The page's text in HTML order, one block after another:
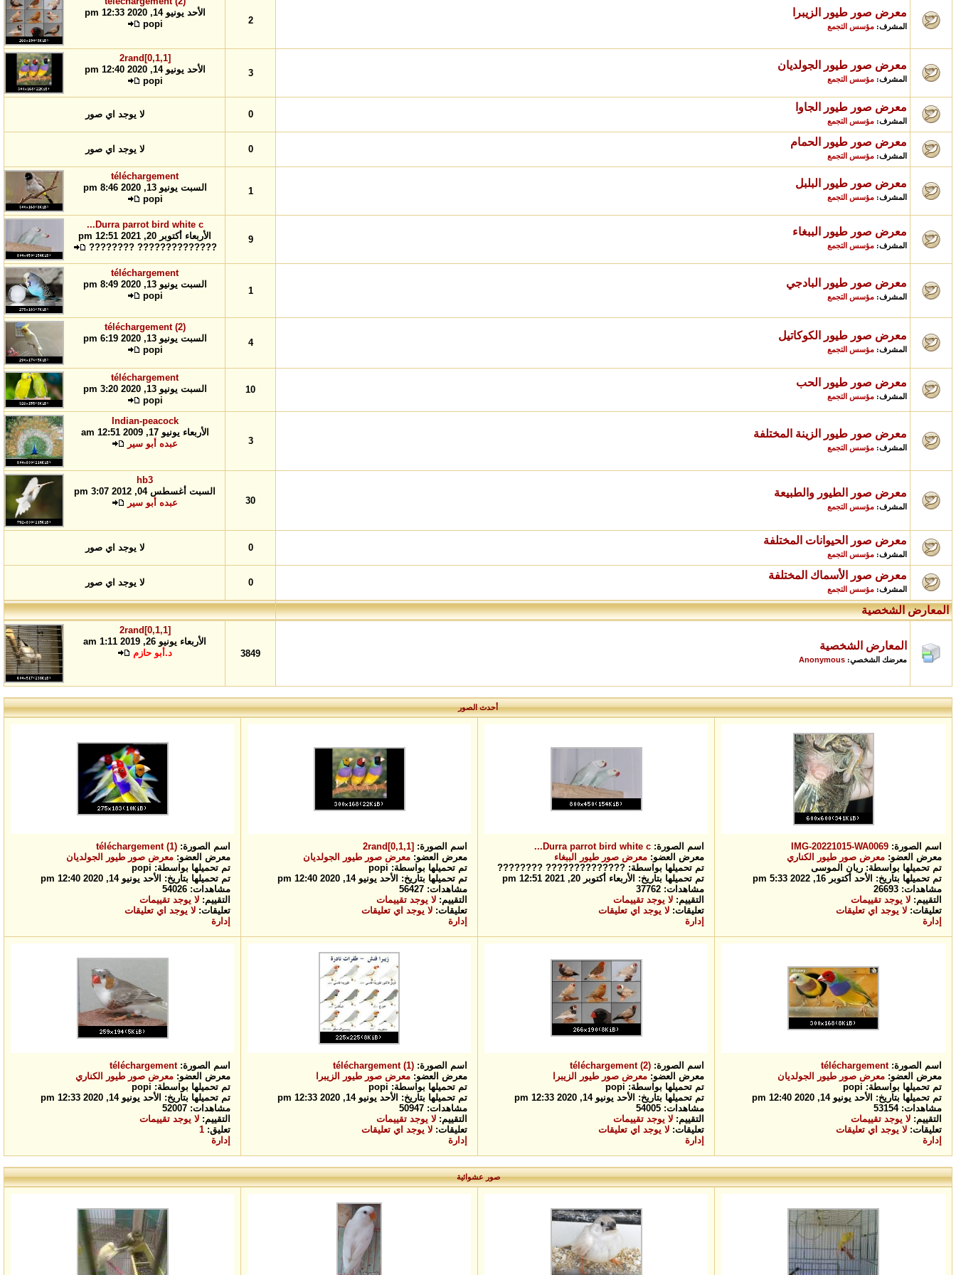
معرض صور طيور الزيبرا
المشرف: مؤسس التجمع
2
الأحد يونيو 14, 2020 12:33 pm
popi
معرض صور طيور الجولديان
المشرف: مؤسس التجمع
3
2rand[0,1,1]
الأحد يونيو 14, 2020 12:40 pm
popi
معرض صور طيور الجاوا
المشرف: مؤسس التجمع
0 لا يوجد اي صور
معرض صور طيور الحمام
المشرف: مؤسس التجمع
0 لا يوجد اي صور
معرض صور طيور البلبل
المشرف: مؤسس التجمع
1
téléchargement
السبت يونيو 13, 2020 8:46 pm
popi
معرض صور طيور الببغاء
المشرف: مؤسس التجمع
9
Durra parrot bird white c...
الأربعاء أكتوبر 20, 2021 12:51 pm
?????????????? ????????
معرض صور طيور البادجي
المشرف: مؤسس التجمع
1
téléchargement
السبت يونيو 13, 2020 8:49 pm
popi
معرض صور طيور الكوكاتيل
المشرف: مؤسس التجمع
4
téléchargement (2)
السبت يونيو 13, 2020 6:19 pm
popi
معرض صور طيور الحب
المشرف: مؤسس التجمع
10
téléchargement
السبت يونيو 13, 2020 3:20 pm
popi
معرض صور طيور الزينة المختلفة
المشرف: مؤسس التجمع
3
Indian-peacock
الأربعاء يونيو 17, 2009 12:51 am
عبده أبو سير
معرض صور الطيور والطبيعة
المشرف: مؤسس التجمع
30
hb3
السبت أغسطس 04, 2012 3:07 pm
عبده أبو سير
معرض صور الحيوانات المختلفة
المشرف: مؤسس التجمع
0 لا يوجد اي صور
معرض صور الأسماك المختلفة
المشرف: مؤسس التجمع
0 لا يوجد اي صور
المعارض الشخصية
المعارض الشخصية
معرضك الشخصي: Anonymous
3849
2rand[0,1,1]
الأربعاء يونيو 26, 2019 1:11 am
د.أبو حازم
أحدث الصور
اسم الصورة: IMG-20221015-WA0069
معرض العضو: معرض صور طيور الكناري
تم تحميلها بواسطة: ريان الموسى
تم تحميلها بتاريخ: الأحد أكتوبر 16, 2022 5:33 pm
مشاهدات: 26693
التقييم: لا يوجد تقييمات
تعليقات: لا يوجد اي تعليقات
إدارة
اسم الصورة: Durra parrot bird white c...
معرض العضو: معرض صور طيور الببغاء
تم تحميلها بواسطة: ?????????????? ????????
تم تحميلها بتاريخ: الأربعاء أكتوبر 20, 2021 12:51 pm
مشاهدات: 37762
التقييم: لا يوجد تقييمات
تعليقات: لا يوجد اي تعليقات
إدارة
اسم الصورة: 2rand[0,1,1]
معرض العضو: معرض صور طيور الجولديان
تم تحميلها بواسطة: popi
تم تحميلها بتاريخ: الأحد يونيو 14, 2020 12:40 pm
مشاهدات: 56427
التقييم: لا يوجد تقييمات
تعليقات: لا يوجد اي تعليقات
إدارة
اسم الصورة: téléchargement (1)
معرض العضو: معرض صور طيور الجولديان
تم تحميلها بواسطة: popi
تم تحميلها بتاريخ: الأحد يونيو 14, 2020 12:40 pm
مشاهدات: 54026
التقييم: لا يوجد تقييمات
تعليقات: لا يوجد اي تعليقات
إدارة
اسم الصورة:téléchargement
معرض العضو: معرض صور طيور الجولديان
تم تحميلها بواسطة: popi
تم تحميلها بتاريخ: الأحد يونيو 14, 2020 12:40 pm
مشاهدات: 53154
التقييم: لا يوجد تقييمات
تعليقات: لا يوجد اي تعليقات
إدارة
اسم الصورة: téléchargement (2)
معرض العضو: معرض صور طيور الزيبرا
تم تحميلها بواسطة: popi
تم تحميلها بتاريخ: الأحد يونيو 14, 2020 12:33 pm
مشاهدات: 54005
التقييم: لا يوجد تقييمات
تعليقات: لا يوجد اي تعليقات
إدارة
اسم الصورة: téléchargement (1)
معرض العضو: معرض صور طيور الزيبرا
تم تحميلها بواسطة: popi
تم تحميلها بتاريخ: الأحد يونيو 14, 2020 12:33 pm
مشاهدات: 50947
التقييم: لا يوجد تقييمات
تعليقات: لا يوجد اي تعليقات
إدارة
اسم الصورة:téléchargement
معرض العضو: معرض صور طيور الكناري
تم تحميلها بواسطة: popi
تم تحميلها بتاريخ: الأحد يونيو 14, 2020 12:33 pm
مشاهدات: 52007
التقييم: لا يوجد تقييمات
تعليق: 1
إدارة
صور عشوائية